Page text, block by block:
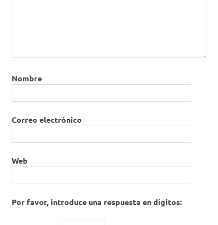
Nombre
Correo electrónico
Web
Por favor, introduce una respuesta en dígitos: